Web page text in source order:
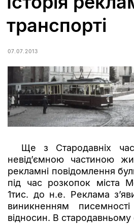
транспорті
07.07.2013
Ще з Стародавніх
невід’ємною частиною
рекламні повідомлення
під час розкопок міста
1тис. до н.е. Реклама
виникненням
відносин. В стародавньому